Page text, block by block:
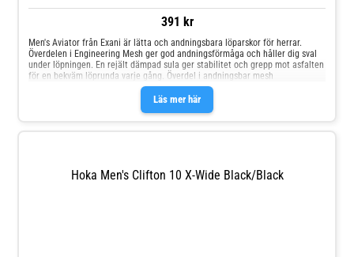
391 kr
Läs mer här
Men's Aviator från Exani är lätta och andningsbara löparskor för herrar.
Överdelen i Engineering Mesh ger god andningsförmåga och håller dig sval
under löpningen. En rejält dämpad sula ger stabilitet och grepp mot asfalten
för en bekväm löprunda varje gång. Överdel i andningsbar mesh
Hoka Men's Clifton 10 X-Wide Black/Black